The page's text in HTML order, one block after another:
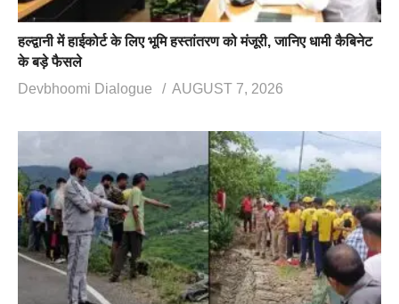
हल्द्वानी में हाईकोर्ट के लिए भूमि हस्तांतरण को मंजूरी, जानिए धामी कैबिनेट
के बड़े फैसले
Devbhoomi Dialogue
AUGUST 7, 2026